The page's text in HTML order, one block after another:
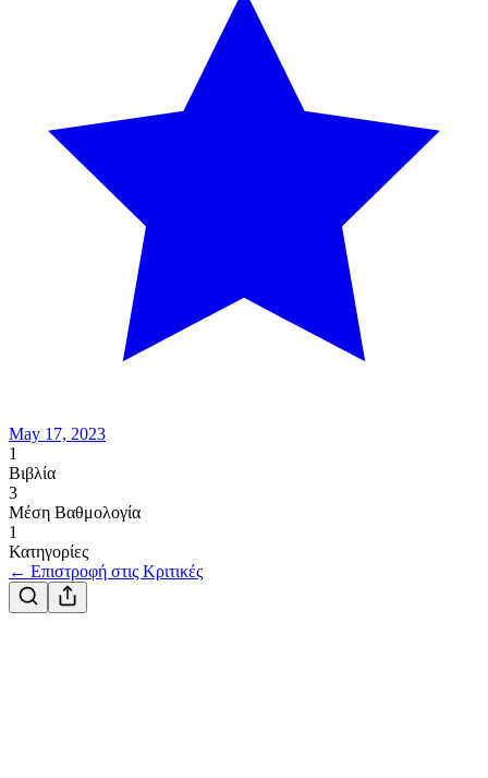
May 17, 2023
1
Βιβλία
3
Μέση Βαθμολογία
1
Κατηγορίες
← Επιστροφή στις Κριτικές